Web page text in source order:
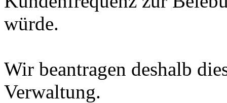
würde.
Wir beantragen deshalb
Verwaltung.